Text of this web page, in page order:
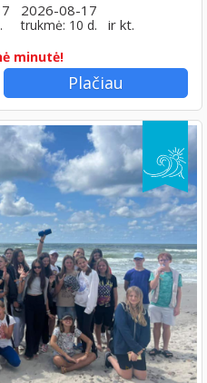
2026-08-17
trukmė: 10 d. ir kt.
minutė!
Plačiau